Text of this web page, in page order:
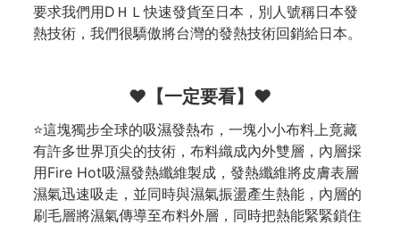
要求我們用DＨＬ快速發貨至日本，別人號稱日本發
熱技術，我們很驕傲將台灣的發熱技術回銷給日本。
❤️【一定要看】❤️
⭐這塊獨步全球的吸濕發熱布，一塊小小布料上竟藏
有許多世界頂尖的技術，布料織成內外雙層，內層採
用Fire Hot吸濕發熱纖維製成，發熱纖維將皮膚表層
濕氣迅速吸走，並同時與濕氣振盪產生熱能，內層的
刷毛層將濕氣傳導至布料外層，同時把熱能緊緊鎖住